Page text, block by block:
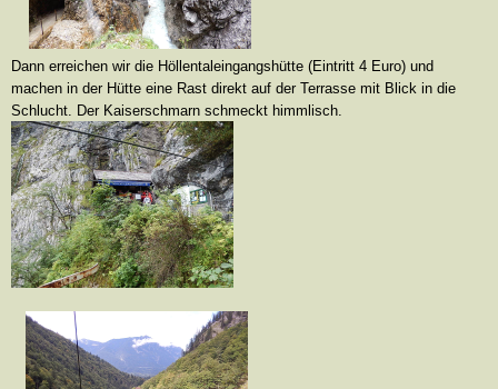
Dann erreichen wir die Höllentaleingangshütte (Eintritt 4 Euro) und
machen in der Hütte eine Rast direkt auf der Terrasse mit Blick in die
Schlucht. Der Kaiserschmarn schmeckt himmlisch.